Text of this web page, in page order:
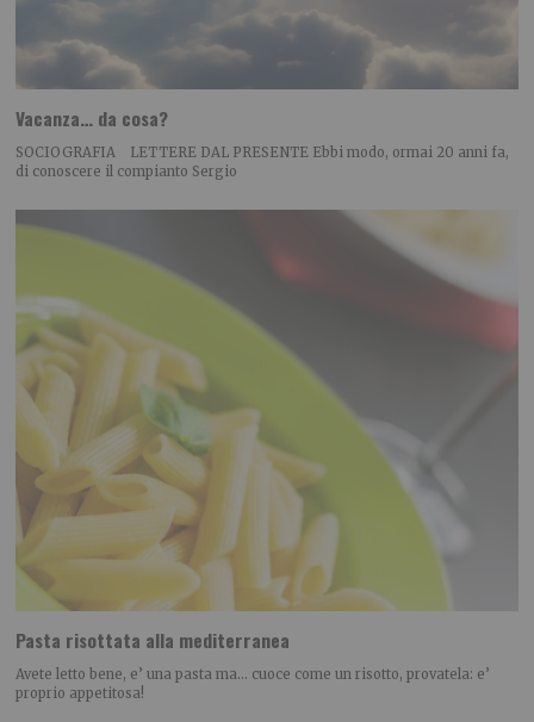
Vacanza… da cosa?
SOCIOGRAFIA LETTERE DAL PRESENTE Ebbi modo, ormai 20 anni fa,
di conoscere il compianto Sergio
Pasta risottata alla mediterranea
Avete letto bene, e’ una pasta ma… cuoce come un risotto, provatela: e’
proprio appetitosa!